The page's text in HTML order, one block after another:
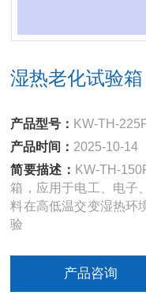
湿热老化试验箱
产品型号： KW-TH-
产品时间： 2025-10-14
简要描述： KW-TH-
箱，应用于电工、电子
料在高低温交变湿热环
验
产品咨询